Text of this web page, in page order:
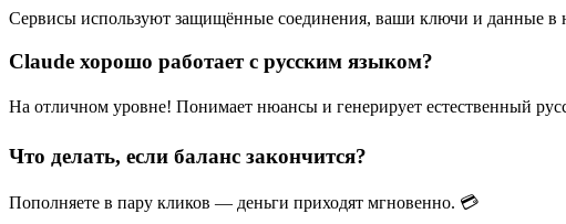
Сервисы используют защищённые соединения, ваши ключи и данные в
Claude хорошо работает с русским языком?
На отличном уровне! Понимает нюансы и генерирует естественный
Что делать, если баланс закончится?
Пополняете в пару кликов — деньги приходят мгновенно. 💳